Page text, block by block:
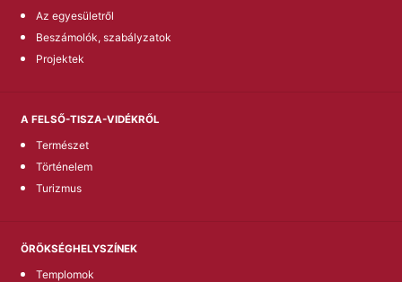
Az egyesületről
Beszámolók, szabályzatok
Projektek
A FELSŐ-TISZA-VIDÉKRŐL
Természet
Történelem
Turizmus
ÖRÖKSÉGHELYSZÍNEK
Templomok